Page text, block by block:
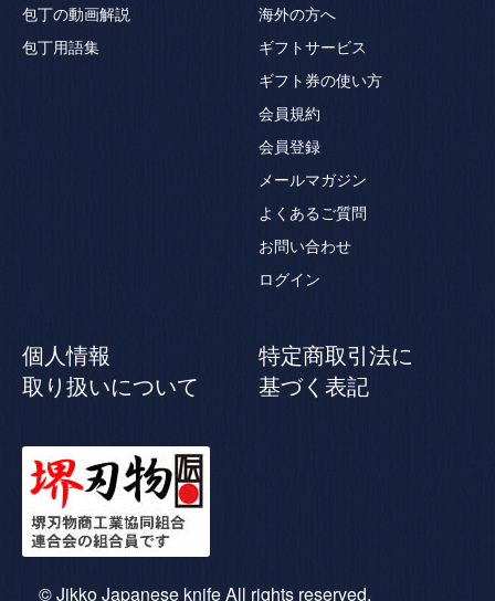
包丁の動画解説
包丁用語集
海外の方へ
ギフトサービス
ギフト券の使い方
会員規約
会員登録
メールマガジン
よくあるご質問
お問い合わせ
ログイン
個人情報
取り扱いについて
特定商取引法に
基づく表記
© Jikko Japanese knife All rights reserved.